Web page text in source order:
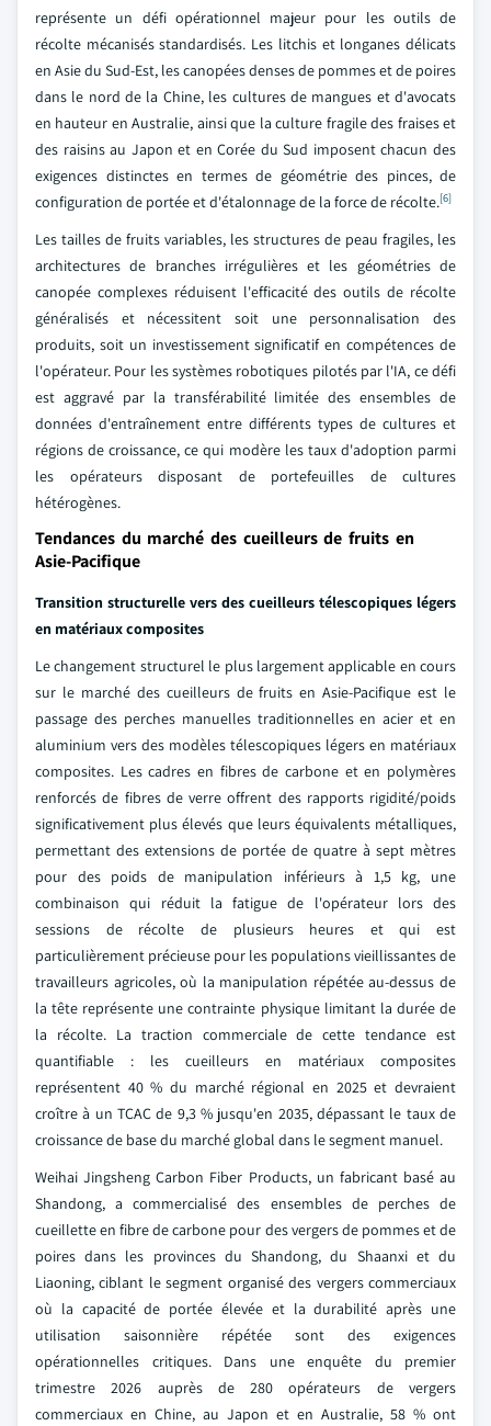
représente un défi opérationnel majeur pour les outils de
récolte mécanisés standardisés. Les litchis et longanes délicats
en Asie du Sud-Est, les canopées denses de pommes et de poires
dans le nord de la Chine, les cultures de mangues et d'avocats
en hauteur en Australie, ainsi que la culture fragile des fraises et
des raisins au Japon et en Corée du Sud imposent chacun des
exigences distinctes en termes de géométrie des pinces, de
configuration de portée et d'étalonnage de la force de récolte.[6]
Les tailles de fruits variables, les structures de peau fragiles, les
architectures de branches irrégulières et les géométries de
canopée complexes réduisent l'efficacité des outils de récolte
généralisés et nécessitent soit une personnalisation des
produits, soit un investissement significatif en compétences de
l'opérateur. Pour les systèmes robotiques pilotés par l'IA, ce défi
est aggravé par la transférabilité limitée des ensembles de
données d'entraînement entre différents types de cultures et
régions de croissance, ce qui modère les taux d'adoption parmi
les opérateurs disposant de portefeuilles de cultures
hétérogènes.
Tendances du marché des cueilleurs de fruits en
Asie-Pacifique
Transition structurelle vers des cueilleurs télescopiques légers
en matériaux composites
Le changement structurel le plus largement applicable en cours
sur le marché des cueilleurs de fruits en Asie-Pacifique est le
passage des perches manuelles traditionnelles en acier et en
aluminium vers des modèles télescopiques légers en matériaux
composites. Les cadres en fibres de carbone et en polymères
renforcés de fibres de verre offrent des rapports rigidité/poids
significativement plus élevés que leurs équivalents métalliques,
permettant des extensions de portée de quatre à sept mètres
pour des poids de manipulation inférieurs à 1,5 kg, une
combinaison qui réduit la fatigue de l'opérateur lors des
sessions de récolte de plusieurs heures et qui est
particulièrement précieuse pour les populations vieillissantes de
travailleurs agricoles, où la manipulation répétée au-dessus de
la tête représente une contrainte physique limitant la durée de
la récolte. La traction commerciale de cette tendance est
quantifiable : les cueilleurs en matériaux composites
représentent 40 % du marché régional en 2025 et devraient
croître à un TCAC de 9,3 % jusqu'en 2035, dépassant le taux de
croissance de base du marché global dans le segment manuel.
Weihai Jingsheng Carbon Fiber Products, un fabricant basé au
Shandong, a commercialisé des ensembles de perches de
cueillette en fibre de carbone pour des vergers de pommes et de
poires dans les provinces du Shandong, du Shaanxi et du
Liaoning, ciblant le segment organisé des vergers commerciaux
où la capacité de portée élevée et la durabilité après une
utilisation saisonnière répétée sont des exigences
opérationnelles critiques. Dans une enquête du premier
trimestre 2026 auprès de 280 opérateurs de vergers
commerciaux en Chine, au Japon et en Australie, 58 % ont